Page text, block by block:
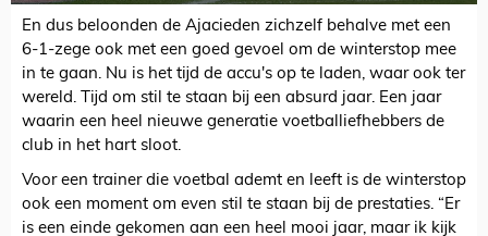
En dus beloonden de Ajacieden zichzelf behalve met een
6-1-zege ook met een goed gevoel om de winterstop mee
in te gaan. Nu is het tijd de accu's op te laden, waar ook ter
wereld. Tijd om stil te staan bij een absurd jaar. Een jaar
waarin een heel nieuwe generatie voetballiefhebbers de
club in het hart sloot.
Voor een trainer die voetbal ademt en leeft is de winterstop
ook een moment om even stil te staan bij de prestaties. “Er
is een einde gekomen aan een heel mooi jaar, maar ik kijk